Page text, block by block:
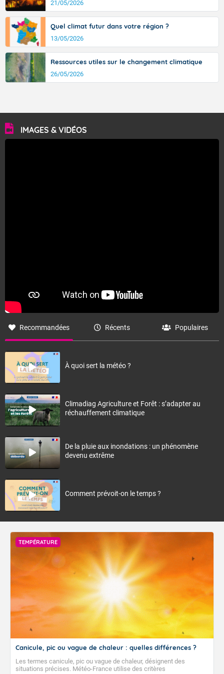
21/05/2026
Quel climat futur dans votre région ?
13/05/2026
Ressources utiles sur le changement climatique
26/05/2026
IMAGES & VIDÉOS
Recommandées Récents Populaires
À quoi sert la météo ?
Climadiag Agriculture et Forêt : s’adapter au
réchauffement climatique
De la pluie aux inondations : un phénomène
devenu extrême
Comment prévoit-on le temps ?
TEMPÉRATURE
Canicule, pic ou vague de chaleur : quelles différences ?
Les termes canicule, pic ou vague de chaleur, désignent des
situations précises. Météo-France utilise des critères